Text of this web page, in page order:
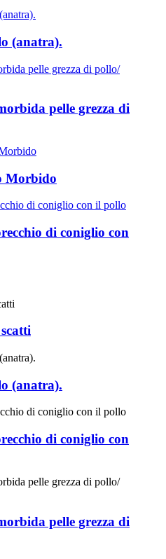
(anatra).
pelle grezza di
Morbido
di coniglio con
(anatra).
di coniglio con
pelle grezza di